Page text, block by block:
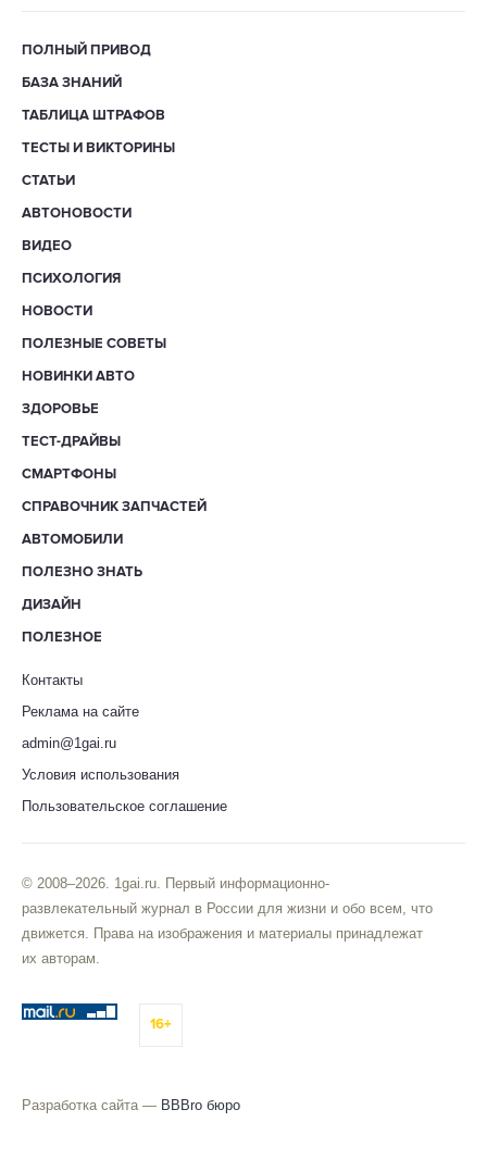
ПОЛНЫЙ ПРИВОД
БАЗА ЗНАНИЙ
ТАБЛИЦА ШТРАФОВ
ТЕСТЫ И ВИКТОРИНЫ
СТАТЬИ
АВТОНОВОСТИ
ВИДЕО
ПСИХОЛОГИЯ
НОВОСТИ
ПОЛЕЗНЫЕ СОВЕТЫ
НОВИНКИ АВТО
ЗДОРОВЬЕ
ТЕСТ-ДРАЙВЫ
СМАРТФОНЫ
СПРАВОЧНИК ЗАПЧАСТЕЙ
АВТОМОБИЛИ
ПОЛЕЗНО ЗНАТЬ
ДИЗАЙН
ПОЛЕЗНОЕ
Контакты
Реклама на сайте
admin@1gai.ru
Условия использования
Пользовательское соглашение
© 2008–2026. 1gai.ru. Первый информационно-
развлекательный журнал в России для жизни и обо всем, что
движется. Права на изображения и материалы принадлежат
их авторам.
16+
Разработка сайта — BBBro бюро